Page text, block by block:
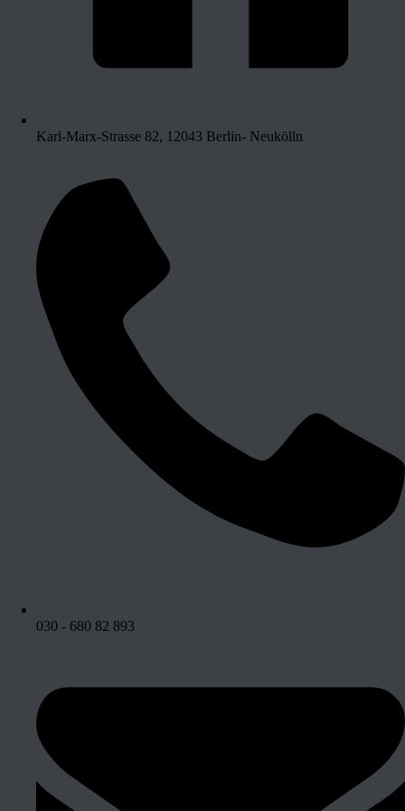
Karl-Marx-Strasse 82, 12043 Berlin- Neukölln
030 - 680 82 893